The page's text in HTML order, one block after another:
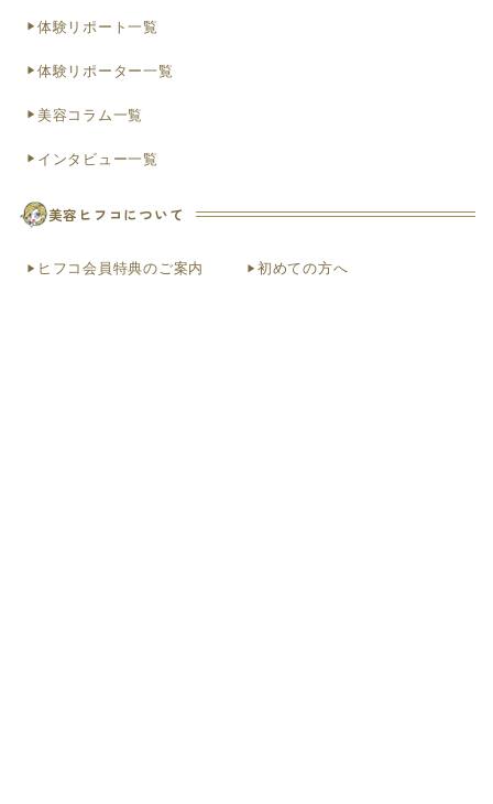
体験リポート一覧
体験リポーター一覧
美容コラム一覧
インタビュー一覧
美容ヒフコについて
ヒフコ会員特典のご案内 初めての方へ